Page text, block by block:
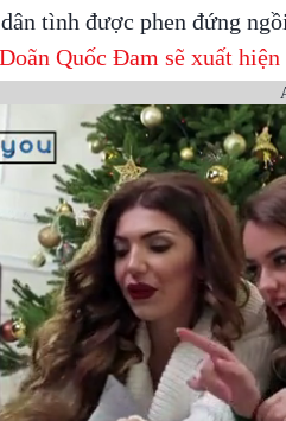
tình được phen đứng
Doãn Quốc Đam sẽ xuất hiện